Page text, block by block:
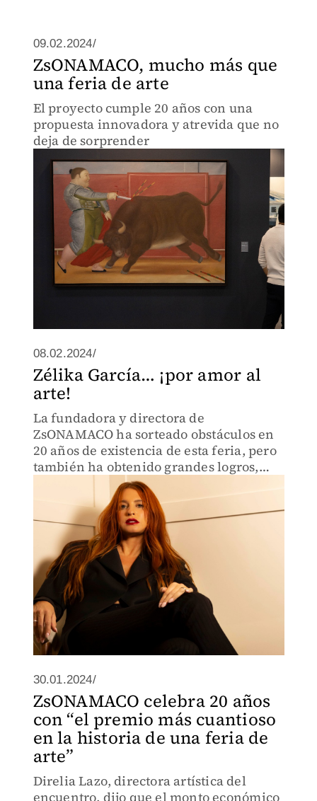
09.02.2024/
ZsONAMACO, mucho más que
una feria de arte
El proyecto cumple 20 años con una
propuesta innovadora y atrevida que no
deja de sorprender
08.02.2024/
Zélika García… ¡por amor al
arte!
La fundadora y directora de
ZsONAMACO ha sorteado obstáculos en
20 años de existencia de esta feria, pero
también ha obtenido grandes logros,
como posicionarla como la más
importante de América Latina.
30.01.2024/
ZsONAMACO celebra 20 años
con “el premio más cuantioso
en la historia de una feria de
arte”
Direlia Lazo, directora artística del
encuentro, dijo que el monto económico